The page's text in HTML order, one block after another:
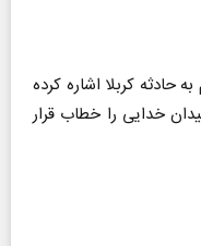
حادثه کربلا اشاره کرده
خدایی را خطاب قرار